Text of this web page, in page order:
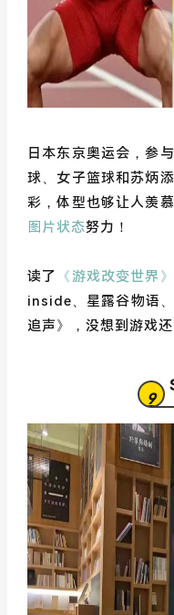
日本东京奥运会，参
球、女子篮球和苏炳
彩，体型也够让人羡
图片状态努力！
读了 《游戏改变世界》
inside、星露谷物语
追声》，没想到游戏
9